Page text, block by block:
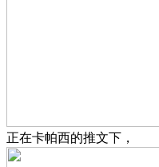
正在卡帕西的推文下，